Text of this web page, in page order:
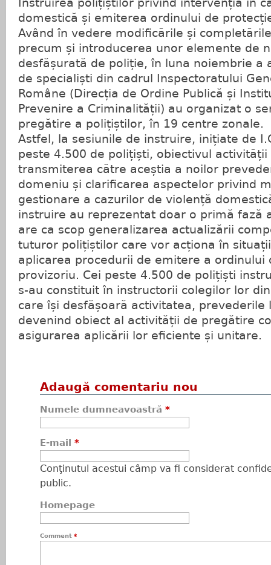
Instruirea polițiștilor privind intervenția în
domestică și emiterea ordinului de
Având în vedere modificările și
precum și introducerea unor elemente de
desfășurată de poliție, în luna noiembrie a
de specialiști din cadrul Inspectoratului
Române (Direcția de Ordine Publică și
Prevenire a Criminalității) au organizat o
pregătire a polițiștilor, în 19 centre zonale.
Astfel, la sesiunile de instruire, inițiate de
peste 4.500 de polițiști, obiectivul activității
transmiterea către aceștia a noilor
domeniu și clarificarea aspectelor privind
gestionare a cazurilor de violență
instruire au reprezentat doar o primă fază
are ca scop generalizarea actualizării
tuturor polițiștilor care vor acționa în
aplicarea procedurii de emitere a ordinului
provizoriu. Cei peste 4.500 de polițiști
s-au constituit în instructorii colegilor lor
care își desfășoară activitatea, prevederile
devenind obiect al activității de pregătire
asigurarea aplicării lor eficiente și unitare.
Adaugă comentariu nou
Numele dumneavoastră *
E-mail *
Conţinutul acestui câmp va fi considerat
public.
Homepage
Comment *